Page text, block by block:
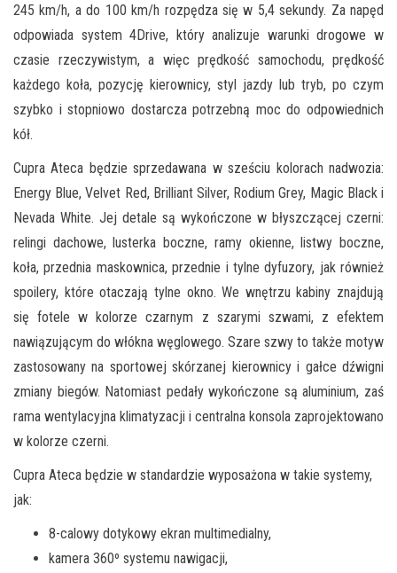
245 km/h, a do 100 km/h rozpędza się w 5,4 sekundy. Za napęd
odpowiada system 4Drive, który analizuje warunki drogowe w
czasie rzeczywistym, a więc prędkość samochodu, prędkość
każdego koła, pozycję kierownicy, styl jazdy lub tryb, po czym
szybko i stopniowo dostarcza potrzebną moc do odpowiednich
kół.
Cupra Ateca będzie sprzedawana w sześciu kolorach nadwozia:
Energy Blue, Velvet Red, Brilliant Silver, Rodium Grey, Magic Black i
Nevada White. Jej detale są wykończone w błyszczącej czerni:
relingi dachowe, lusterka boczne, ramy okienne, listwy boczne,
koła, przednia maskownica, przednie i tylne dyfuzory, jak również
spoilery, które otaczają tylne okno. We wnętrzu kabiny znajdują
się fotele w kolorze czarnym z szarymi szwami, z efektem
nawiązującym do włókna węglowego. Szare szwy to także motyw
zastosowany na sportowej skórzanej kierownicy i gałce dźwigni
zmiany biegów. Natomiast pedały wykończone są aluminium, zaś
rama wentylacyjna klimatyzacji i centralna konsola zaprojektowano
w kolorze czerni.
Cupra Ateca będzie w standardzie wyposażona w takie systemy,
jak:
8-calowy dotykowy ekran multimedialny,
kamera 360º systemu nawigacji,